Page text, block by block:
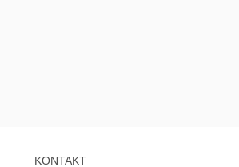
KONTAKT